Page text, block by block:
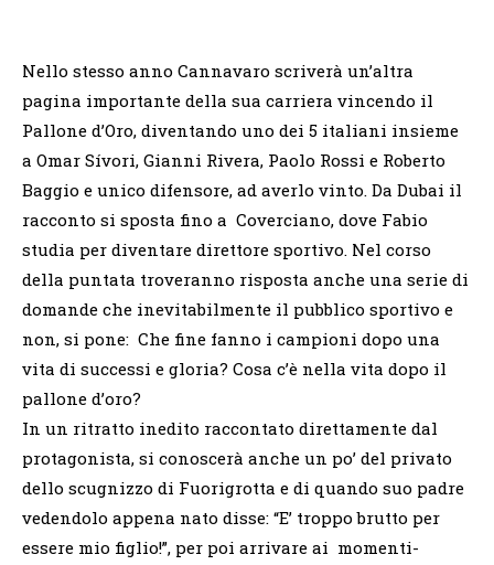
Nello stesso anno Cannavaro scriverà un’altra
pagina importante della sua carriera vincendo il
Pallone d’Oro, diventando uno dei 5 italiani insieme
a Omar Sívori, Gianni Rivera, Paolo Rossi e Roberto
Baggio e unico difensore, ad averlo vinto. Da Dubai il
racconto si sposta fino a Coverciano, dove Fabio
studia per diventare direttore sportivo. Nel corso
della puntata troveranno risposta anche una serie di
domande che inevitabilmente il pubblico sportivo e
non, si pone: Che fine fanno i campioni dopo una
vita di successi e gloria? Cosa c’è nella vita dopo il
pallone d’oro?
In un ritratto inedito raccontato direttamente dal
protagonista, si conoscerà anche un po’ del privato
dello scugnizzo di Fuorigrotta e di quando suo padre
vedendolo appena nato disse: “E’ troppo brutto per
essere mio figlio!”, per poi arrivare ai momenti-